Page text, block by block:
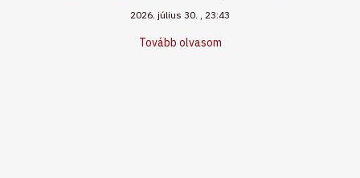
2026. július 30. 23:43
Tovább olvasom